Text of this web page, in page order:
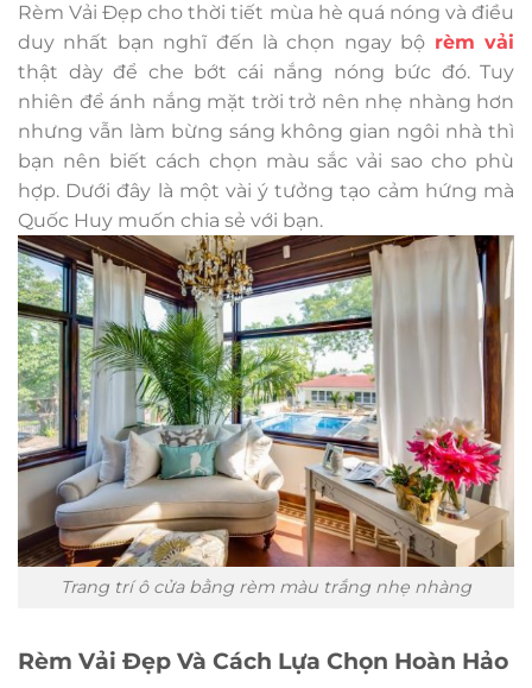
Rèm Vải Đẹp cho thời tiết mùa hè quá nóng và điều
duy nhất bạn nghĩ đến là chọn ngay bộ rèm vải
thật dày để che bớt cái nắng nóng bức đó. Tuy
nhiên để ánh nắng mặt trời trở nên nhẹ nhàng hơn
nhưng vẫn làm bừng sáng không gian ngôi nhà thì
bạn nên biết cách chọn màu sắc vải sao cho phù
hợp. Dưới đây là một vài ý tưởng tạo cảm hứng mà
Quốc Huy muốn chia sẻ với bạn.
Trang trí ô cửa bằng rèm màu trắng nhẹ nhàng
Rèm Vải Đẹp Và Cách Lựa Chọn Hoàn Hảo